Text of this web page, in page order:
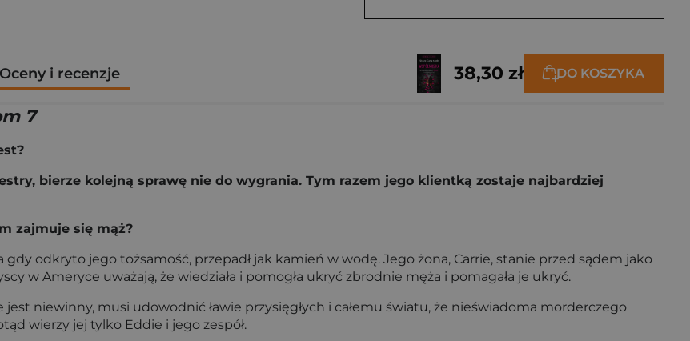
Oceny i recenzje 38,30 zł DO KOSZYKA
7
bierze kolejną sprawę nie do wygrania. Tym razem jego klientką zostaje najbardziej
zajmuje się mąż?
gdy odkryto jego tożsamość, przepadł jak kamień w wodę. Jego żona, Carrie, stanie przed sądem jako
w Ameryce uważają, że wiedziała i pomogła ukryć zbrodnie męża i pomagała je ukryć.
niewinny, musi udowodnić ławie przysięgłych i całemu światu, że nieświadoma morderczego
wierzy jej tylko Eddie i jego zespół.